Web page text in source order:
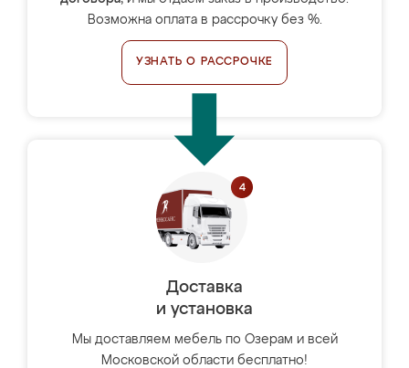
Возможна оплата в рассрочку без %.
УЗНАТЬ О РАССРОЧКЕ
Доставка
и установка
Мы доставляем мебель по Озерам и всей
Московской области бесплатно!